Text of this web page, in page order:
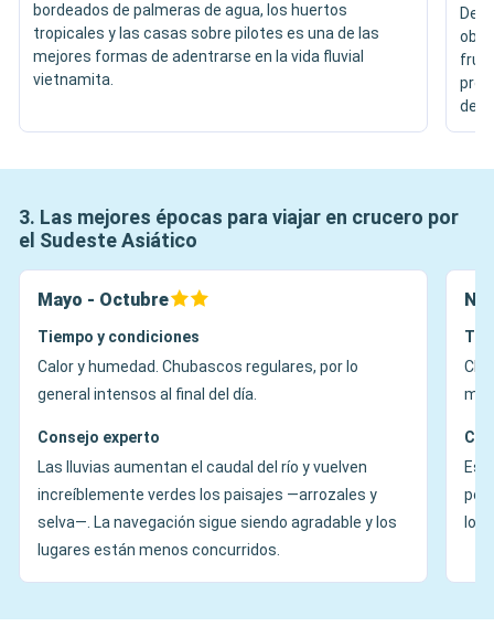
bordeados de palmeras de agua, los huertos
tropicales y las casas sobre pilotes es una de las
mejores formas de adentrarse en la vida fluvial
vietnamita.
de
3. Las mejores épocas para viajar en crucero por
el Sudeste Asiático
Mayo - Octubre
Tiempo y condiciones
Calor y humedad. Chubascos regulares, por lo
general intensos al final del día.
Consejo experto
Las lluvias aumentan el caudal del río y vuelven
increíblemente verdes los paisajes —arrozales y
selva—. La navegación sigue siendo agradable y los
lugares están menos concurridos.
Es
los